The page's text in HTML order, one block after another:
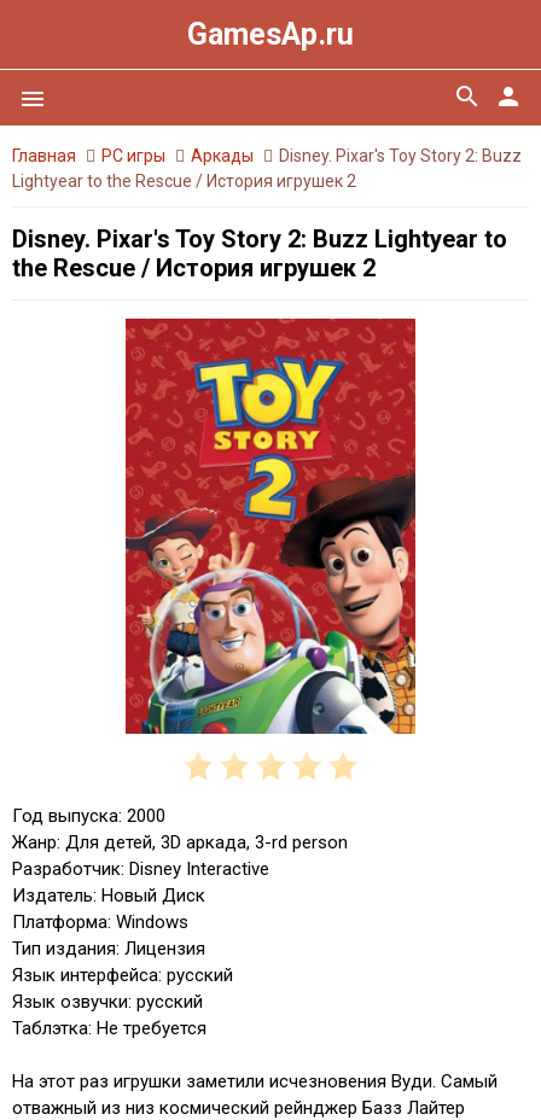
GamesAp.ru
menu person
search
Главная PC игры Аркады
Disney. Pixar's Toy Story 2: Buzz
Lightyear to the Rescue / История игрушек 2
Disney. Pixar's Toy Story 2: Buzz Lightyear to
the Rescue / История игрушек 2
Год выпуска: 2000
Жанр: Для детей, 3D аркада, 3-rd person
Разработчик: Disney Interactive
Издатель: Новый Диск
Платформа: Windows
Тип издания: Лицензия
Язык интерфейса: русский
Язык озвучки: русский
Таблэтка: Не требуется
На этот раз игрушки заметили исчезновения Вуди. Самый
отважный из низ космический рейнджер Базз Лайтер